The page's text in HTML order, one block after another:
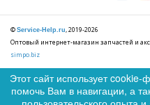
© Service-Help.ru, 2019-2026
Оптовый интернет-магазин запчастей и
simpo.biz
Этот сайт использует
помочь Вам в навигации, а